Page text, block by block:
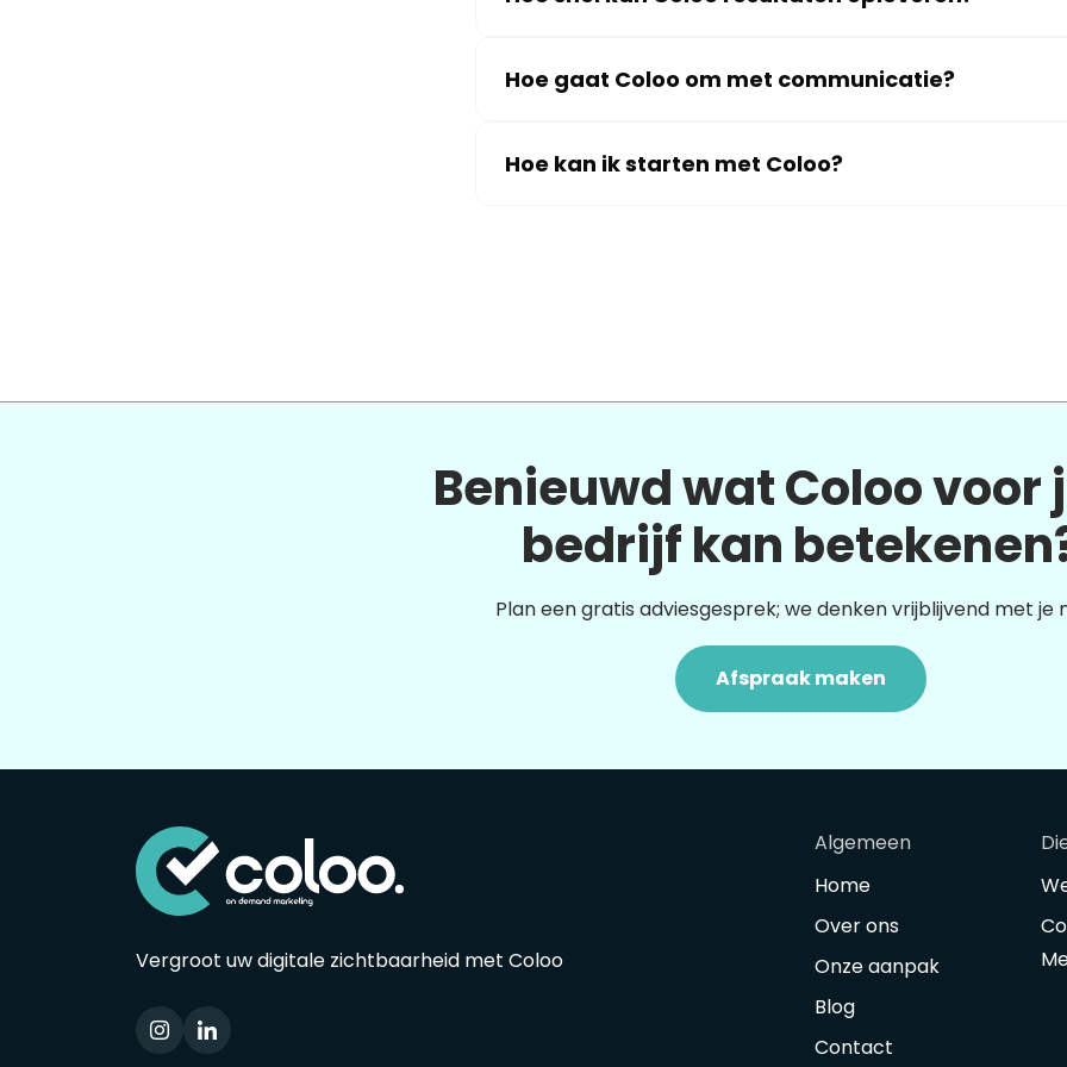
Hoe gaat Coloo om met communicatie?
Hoe kan ik starten met Coloo?
Benieuwd wat Coloo voor
bedrijf kan
Plan een gratis adviesgesprek; we denken vrijblijvend met je
Afspraak maken
Vergroot uw digitale zichtbaarheid met Coloo
Algemeen
Home
Over ons
Onze aanpak
Blog
Contact